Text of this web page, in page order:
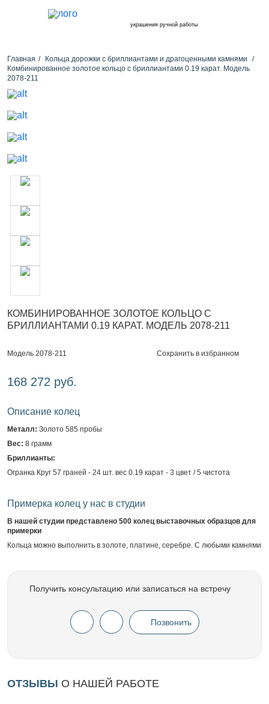
украшения ручной работы
Главная
Кольца дорожки с бриллиантами и драгоценными камнями
Комбинированное золотое кольцо с бриллиантами 0.19 карат. Модель
2078-211
КОМБИНИРОВАННОЕ ЗОЛОТОЕ КОЛЬЦО С
БРИЛЛИАНТАМИ 0.19 КАРАТ. МОДЕЛЬ 2078-211
Модель 2078-211 Сохранить в избранном
168 272 руб.
Описание колец
Металл: Золото 585 пробы
Вес: 8 грамм
Бриллианты:
Огранка Круг 57 граней - 24 шт. вес 0.19 карат - 3 цвет / 5 чистота
Примерка колец у нас в студии
В нашей студии представлено 500 колец выставочных образцов для
примерки
Кольца можно выполнить в золоте, платине, серебре. С любыми камнями
Получить консультацию или записаться на встречу
Позвонить
ОТЗЫВЫ О НАШЕЙ РАБОТЕ